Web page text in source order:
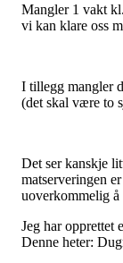
Mangler 1 vakt
vi kan klare oss
I tillegg mangler
(det skal være to
Det ser kanskje
matserveringen
uoverkommelig å
Jeg har opprettet
Denne heter: